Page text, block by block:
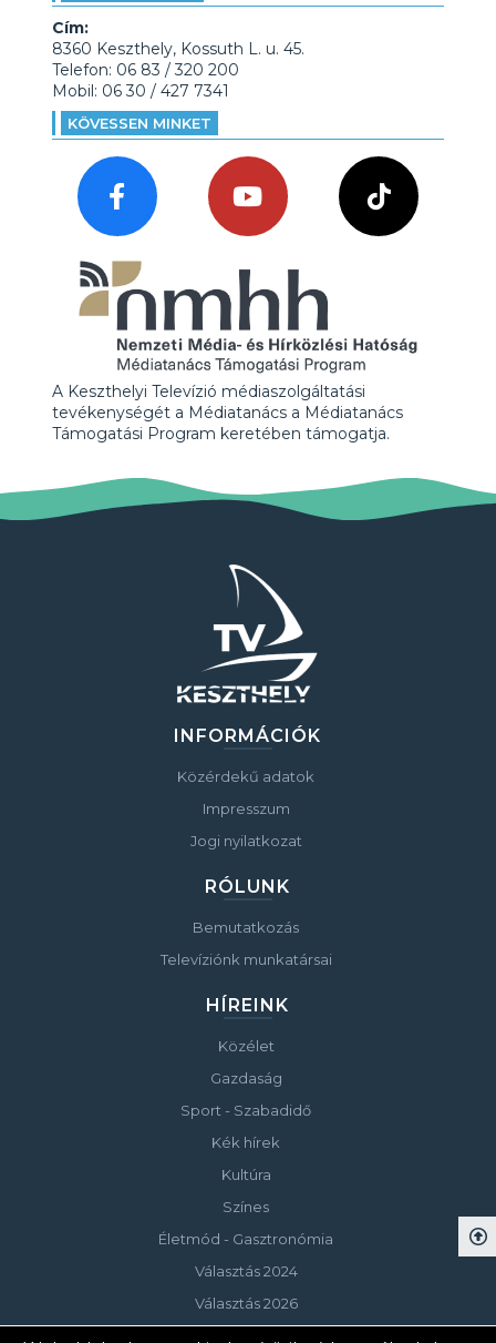
Cím:
8360 Keszthely, Kossuth L. u. 45.
Telefon: 06 83 / 320 200
Mobil: 06 30 / 427 7341
KÖVESSEN MINKET
A Keszthelyi Televízió médiaszolgáltatási
tevékenységét a Médiatanács a Médiatanács
Támogatási Program keretében támogatja.
INFORMÁCIÓK
Közérdekű adatok
Impresszum
Jogi nyilatkozat
RÓLUNK
Bemutatkozás
Televíziónk munkatársai
HÍREINK
Közélet
Gazdaság
Sport - Szabadidő
Kék hírek
Kultúra
Színes
Életmód - Gasztronómia
Választás 2024
Választás 2026